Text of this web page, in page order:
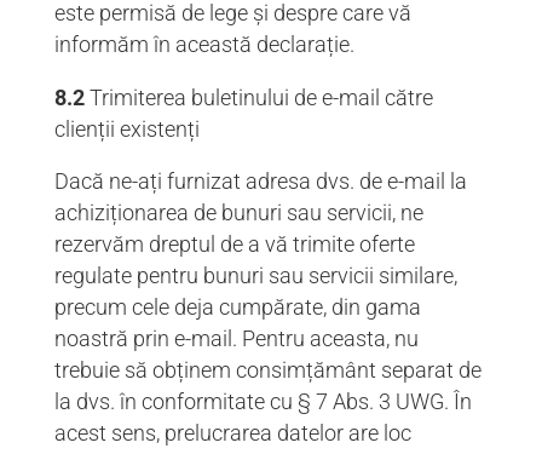
este permisă de lege și despre care vă
informăm în această declarație.
8.2Trimiterea buletinului de e-mail către
clienții existenți
Dacă ne-ați furnizat adresa dvs. de e-mail la
achiziționarea de bunuri sau servicii, ne
rezervăm dreptul de a vă trimite oferte
regulate pentru bunuri sau servicii similare,
precum cele deja cumpărate, din gama
noastră prin e-mail. Pentru aceasta, nu
trebuie să obținem consimțământ separat de
la dvs. în conformitate cu § 7 Abs. 3 UWG. În
acest sens, prelucrarea datelor are loc